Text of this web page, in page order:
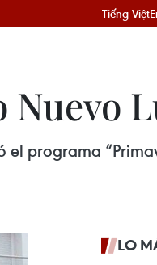
Tiếng Việt
programa
LO